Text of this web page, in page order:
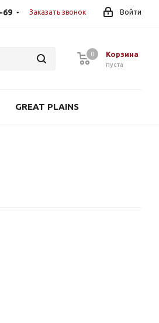
Войти
69 Заказать звонок
Корзина
0
пуста
0
GREAT PLAINS